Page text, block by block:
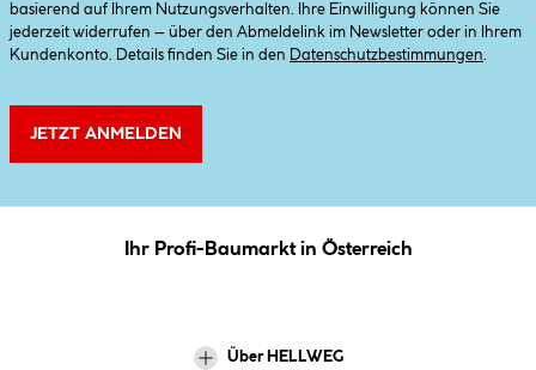
basierend auf Ihrem Nutzungsverhalten. Ihre Einwilligung können Sie
jederzeit widerrufen – über den Abmeldelink im Newsletter oder in Ihrem
Kundenkonto. Details finden Sie in den
Datenschutzbestimmungen
JETZT ANMELDEN
Ihr Profi-Baumarkt in Österreich
Über HELLWEG